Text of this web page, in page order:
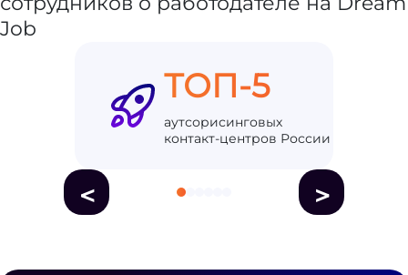
ТОП-5
аутсорисинговых
контакт-центров России
< >